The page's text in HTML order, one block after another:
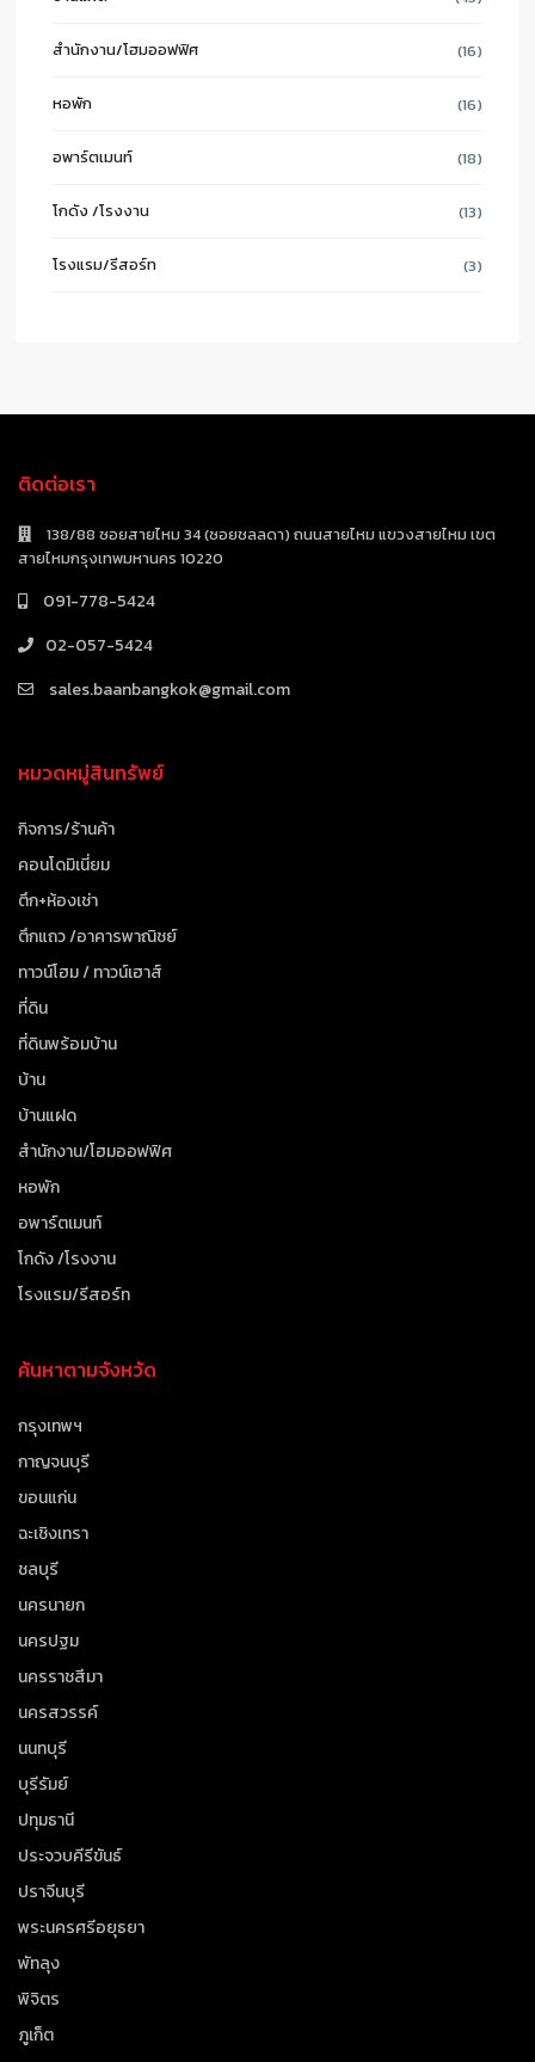
สำนักงาน/โฮมออฟฟิศ (16)
หอพัก (16)
อพาร์ตเมนท์ (18)
โกดัง /โรงงาน (13)
โรงแรม/รีสอร์ท (3)
ติดต่อเรา
138/88 ซอยสายไหม 34 (ซอยชลลดา) ถนนสายไหม แขวงสายไหม เขต
สายไหมกรุงเทพมหานคร 10220
091-778-5424
02-057-5424
sales.baanbangkok@gmail.com
หมวดหมู่สินทรัพย์
กิจการ/ร้านค้า
คอนโดมิเนี่ยม
ตึก+ห้องเช่า
ตึกแถว /อาคารพาณิชย์
ทาวน์โฮม / ทาวน์เฮาส์
ที่ดิน
ที่ดินพร้อมบ้าน
บ้าน
บ้านแฝด
สำนักงาน/โฮมออฟฟิศ
หอพัก
อพาร์ตเมนท์
โกดัง /โรงงาน
โรงแรม/รีสอร์ท
ค้นหาตามจังหวัด
กรุงเทพฯ
กาญจนบุรี
ขอนแก่น
ฉะเชิงเทรา
ชลบุรี
นครนายก
นครปฐม
นครราชสีมา
นครสวรรค์
นนทบุรี
บุรีรัมย์
ปทุมธานี
ประจวบคีรีขันธ์
ปราจีนบุรี
พระนครศรีอยุธยา
พัทลุง
พิจิตร
ภูเก็ต